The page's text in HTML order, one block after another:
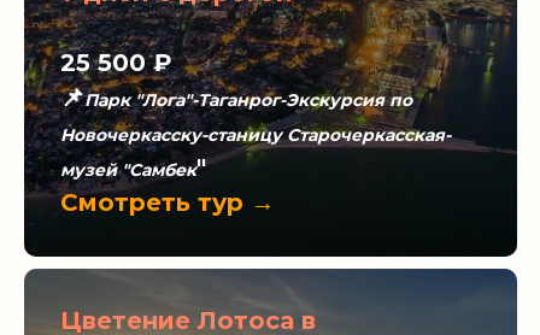
25 500₽
📌Парк "Лога"-Таганрог-Экскурсия по
Новочеркасску-станицу Старочеркасская-
музей "Самбек"
Смотреть тур →
Цветение Лотоса в